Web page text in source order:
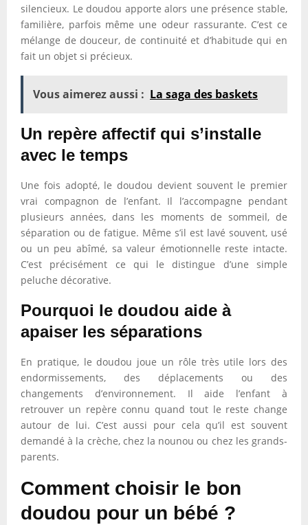
silencieux. Le doudou apporte alors une présence stable,
familière, parfois même une odeur rassurante. C’est ce
mélange de douceur, de continuité et d’habitude qui en
fait un objet si précieux.
Vous aimerez aussi : La saga des baskets
Un repère affectif qui s’installe
avec le temps
Une fois adopté, le doudou devient souvent le premier
vrai compagnon de l’enfant. Il l’accompagne pendant
plusieurs années, dans les moments de sommeil, de
séparation ou de fatigue. Même s’il est lavé souvent, usé
ou un peu abîmé, sa valeur émotionnelle reste intacte.
C’est précisément ce qui le distingue d’une simple
peluche décorative.
Pourquoi le doudou aide à
apaiser les séparations
En pratique, le doudou joue un rôle très utile lors des
endormissements, des déplacements ou des
changements d’environnement. Il aide l’enfant à
retrouver un repère connu quand tout le reste change
autour de lui. C’est aussi pour cela qu’il est souvent
demandé à la crèche, chez la nounou ou chez les grands-
parents.
Comment choisir le bon
doudou pour un bébé ?